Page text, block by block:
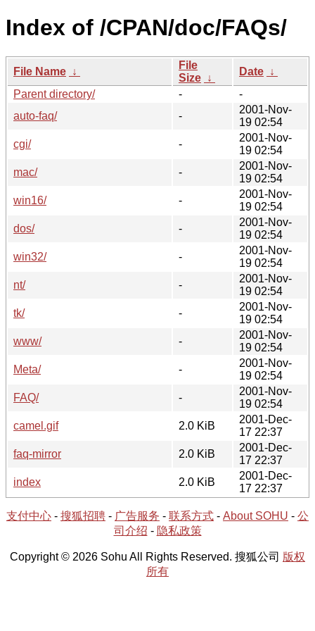
Index of /CPAN/doc/FAQs/
File Name ↓
File
Size ↓
Date ↓
Parent directory/
-
-
auto-faq/
-
2001-Nov-
19 02:54
cgi/
-
2001-Nov-
19 02:54
mac/
-
2001-Nov-
19 02:54
win16/
-
2001-Nov-
19 02:54
dos/
-
2001-Nov-
19 02:54
win32/
-
2001-Nov-
19 02:54
nt/
-
2001-Nov-
19 02:54
tk/
-
2001-Nov-
19 02:54
www/
-
2001-Nov-
19 02:54
Meta/
-
2001-Nov-
19 02:54
FAQ/
-
2001-Nov-
19 02:54
camel.gif
2.0 KiB
2001-Dec-
17 22:37
faq-mirror
2.0 KiB
2001-Dec-
17 22:37
index
2.0 KiB
2001-Dec-
17 22:37
支付中心 - 搜狐招聘 - 广告服务 - 联系方式 - About SOHU - 公
司介绍 - 隐私政策
Copyright © 2026 Sohu All Rights Reserved. 搜狐公司 版权
所有